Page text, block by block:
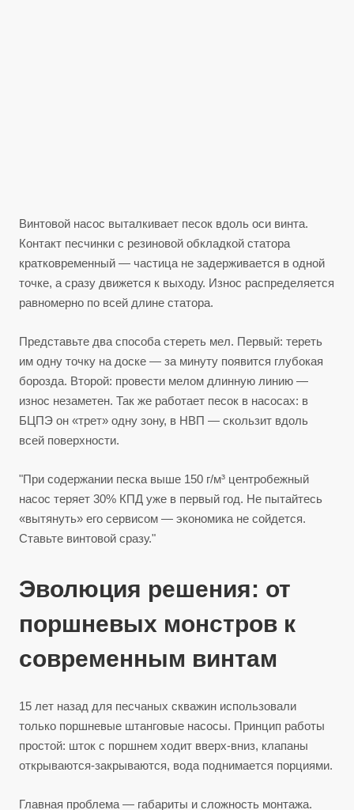
Винтовой насос выталкивает песок вдоль оси винта.
Контакт песчинки с резиновой обкладкой статора
кратковременный — частица не задерживается в одной
точке, а сразу движется к выходу. Износ распределяется
равномерно по всей длине статора.
Представьте два способа стереть мел. Первый: тереть
им одну точку на доске — за минуту появится глубокая
борозда. Второй: провести мелом длинную линию —
износ незаметен. Так же работает песок в насосах: в
БЦПЭ он «трет» одну зону, в НВП — скользит вдоль
всей поверхности.
"При содержании песка выше 150 г/м³ центробежный
насос теряет 30% КПД уже в первый год. Не пытайтесь
«вытянуть» его сервисом — экономика не сойдется.
Ставьте винтовой сразу."
Эволюция решения: от
поршневых монстров к
современным винтам
15 лет назад для песчаных скважин использовали
только поршневые штанговые насосы. Принцип работы
простой: шток с поршнем ходит вверх-вниз, клапаны
открываются-закрываются, вода поднимается порциями.
Главная проблема — габариты и сложность монтажа.